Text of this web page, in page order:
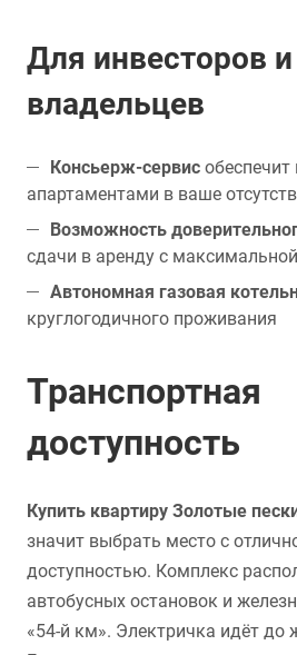
Для инвесторов и
владельцев
Консьерж-сервис
апартаментами в ваше
Возможность
сдачи в аренду с
Автономная газовая
круглогодичного проживания
Транспортная
доступность
Купить квартиру Золотые
значит выбрать место с
доступностью. Комплекс
автобусных остановок и
«54-й км». Электричка идёт до